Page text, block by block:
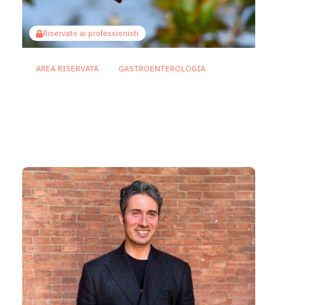
Riservato ai professionisti
AREA RISERVATA GASTROENTEROLOGIA